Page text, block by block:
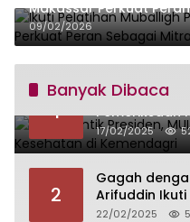
Makassar Perkuat
09/02/2026
Banyak Dibaca
1
Siap Dilantik
Pemeriksaan
17/02/2025
2
Gagah
Arifuddin Ikuti
Magelang
22/02/2025